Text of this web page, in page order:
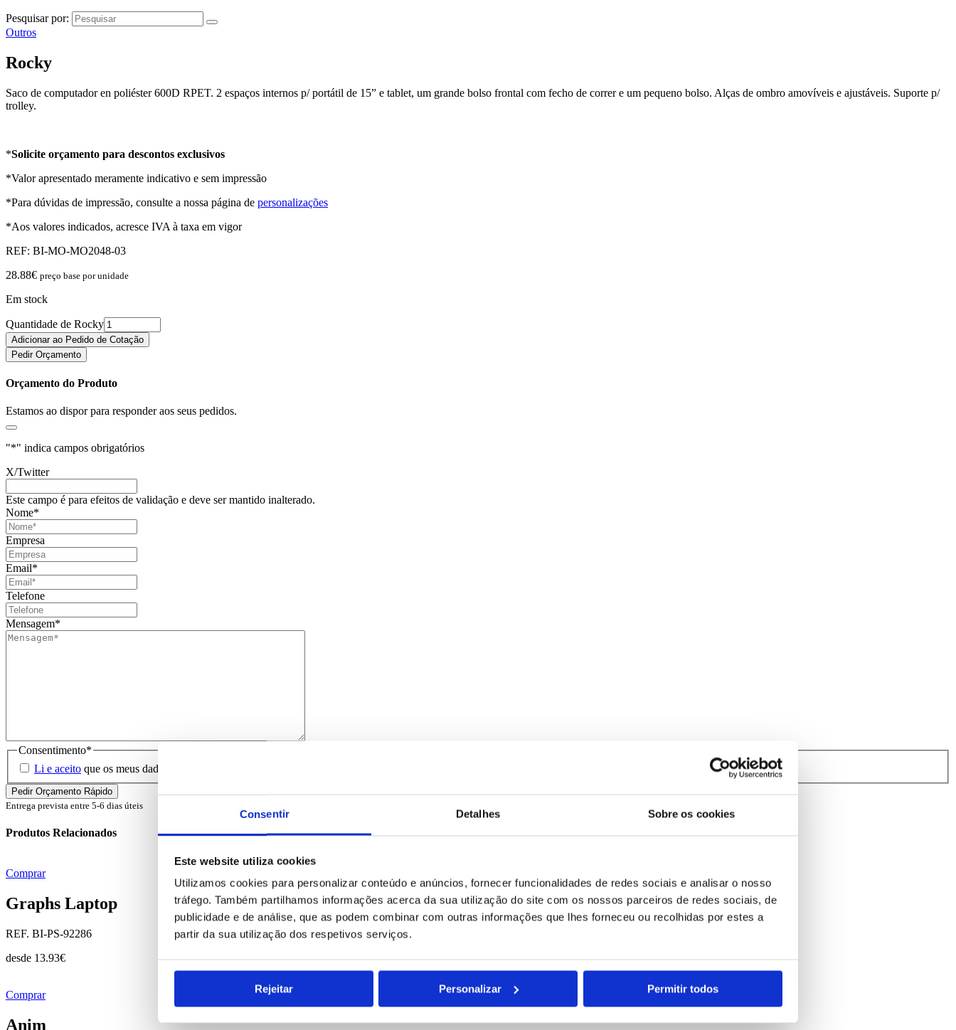
Consentir Detalhes Sobre os cookies
Este website utiliza cookies
Utilizamos cookies para personalizar conteúdo e anúncios, fornecer funcionalidades de redes sociais e analisar o nosso
tráfego. Também partilhamos informações acerca da sua utilização do site com os nossos parceiros de redes sociais, de
publicidade e de análise, que as podem combinar com outras informações que lhes forneceu ou recolhidas por estes a
partir da sua utilização dos respetivos serviços.
Rejeitar Personalizar Permitir todos
Pesquisar por:
Outros
Rocky
Saco de computador en poliéster 600D RPET. 2 espaços internos p/ portátil de 15” e tablet, um grande bolso frontal com fecho de correr e um pequeno bolso. Alças de ombro amovíveis e ajustáveis. Suporte p/
trolley.
*Solicite orçamento para descontos exclusivos
*Valor apresentado meramente indicativo e sem impressão
*Para dúvidas de impressão, consulte a nossa página de personalizações
*Aos valores indicados, acresce IVA à taxa em vigor
REF: BI-MO-MO2048-03
28.88€ preço base por unidade
Em stock
Quantidade de Rocky
Adicionar ao Pedido de Cotação
Pedir Orçamento
Orçamento do Produto
Estamos ao dispor para responder aos seus pedidos.
"*" indica campos obrigatórios
X/Twitter
Este campo é para efeitos de validação e deve ser mantido inalterado.
Nome*
Empresa
Email*
Telefone
Mensagem*
Consentimento*
Li e aceito que os meus dados sejam guardados em base de dados para tratamento deste contacto, única e exclusivamente por parte da Brindibérica.
Entrega prevista entre 5-6 dias úteis
Produtos Relacionados
Comprar
Graphs Laptop
REF. BI-PS-92286
desde 13.93€
Comprar
Anim